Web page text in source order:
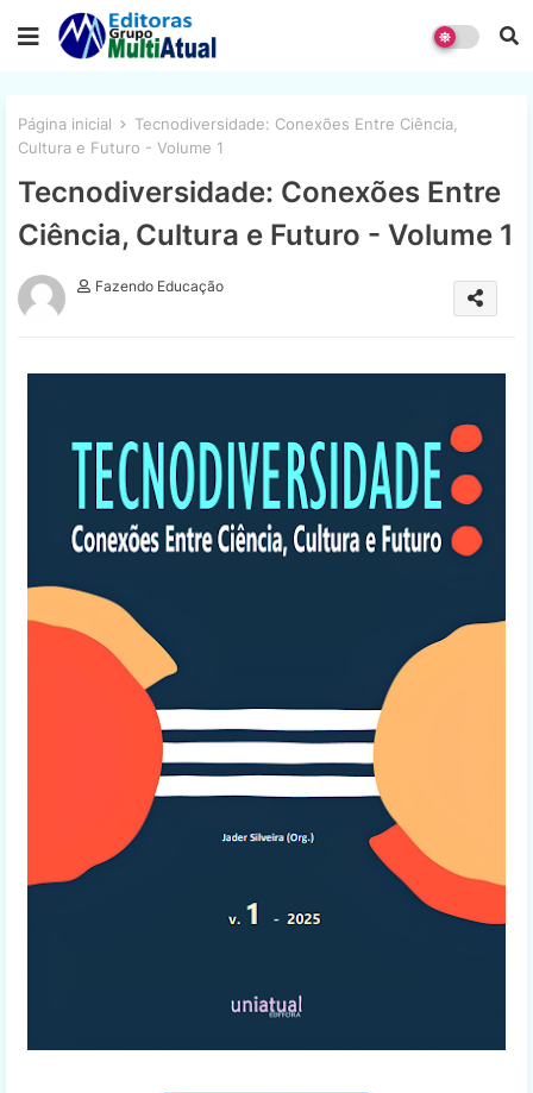
Página inicial
Tecnodiversidade: Conexões Entre Ciência,
Cultura e Futuro - Volume 1
Tecnodiversidade: Conexões Entre
Ciência, Cultura e Futuro - Volume 1
Fazendo Educação